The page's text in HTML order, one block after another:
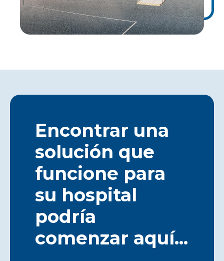
Encontrar una
solución que
funcione para
su hospital
podría
comenzar aquí...